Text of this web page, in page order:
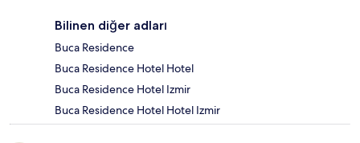
Bilinen diğer adları
Buca Residence
Buca Residence Hotel Hotel
Buca Residence Hotel Izmir
Buca Residence Hotel Hotel Izmir